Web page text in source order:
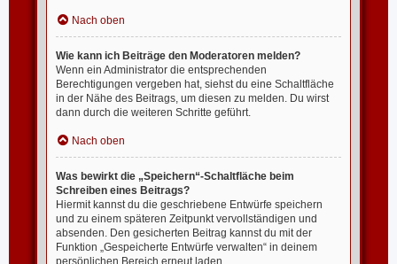
Nach oben
Wie kann ich Beiträge den Moderatoren melden?
Wenn ein Administrator die entsprechenden
Berechtigungen vergeben hat, siehst du eine Schaltfläche
in der Nähe des Beitrags, um diesen zu melden. Du wirst
dann durch die weiteren Schritte geführt.
Nach oben
Was bewirkt die „Speichern“-Schaltfläche beim
Schreiben eines Beitrags?
Hiermit kannst du die geschriebene Entwürfe speichern
und zu einem späteren Zeitpunkt vervollständigen und
absenden. Den gesicherten Beitrag kannst du mit der
Funktion „Gespeicherte Entwürfe verwalten“ in deinem